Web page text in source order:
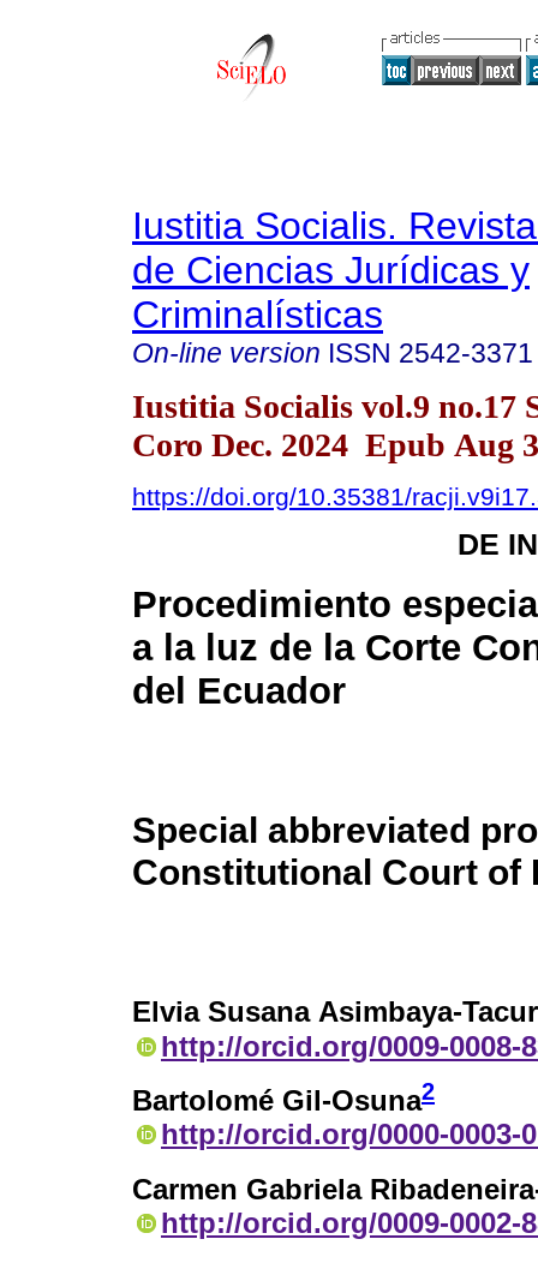
Iustitia Socialis.
de Ciencias Jurídicas y
Criminalísticas
On-line version ISSN 2542-3371
Iustitia Socialis vol.9 no.17
Coro Dec. 2024 Epub Aug
https://doi.org/10.35381/
DE
Procedimiento
a la luz de la Corte
del Ecuador
Special abbreviated
Constitutional Court of
Elvia Susana Asimbaya-
http://orcid.org/0009-0008-
Bartolomé Gil-Osuna2
http://orcid.org/0000-0003-
Carmen Gabriela
http://orcid.org/0009-0002-